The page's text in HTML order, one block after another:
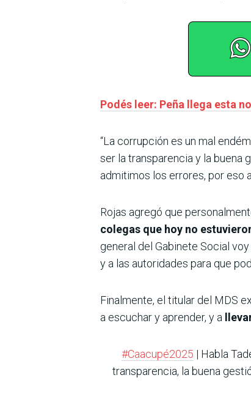
Podés leer: Peña llega esta
“La corrupción es un mal
ser la transparencia y la buena
admitimos los errores, por eso
Rojas agregó que
colegas que hoy no
general del Gabinete Social
y a las autoridades para que
Finalmente, el titular del MDS
a escuchar y aprender, y a
#Caacupé2025 | Habla
transparencia, la buena